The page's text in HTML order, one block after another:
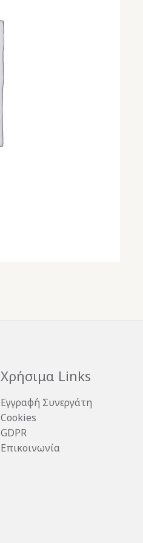
Χρήσιμα Links
Εγγραφή Συνεργάτη
Cookies
GDPR
Επικοινωνία